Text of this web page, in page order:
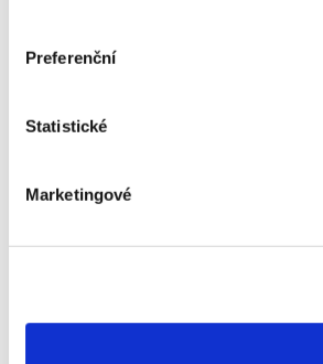
Preferenční
Statistické
Marketingové